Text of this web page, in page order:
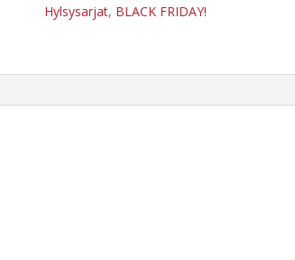
(XZN)
Hylsysarjat, BLACK FRIDAY!